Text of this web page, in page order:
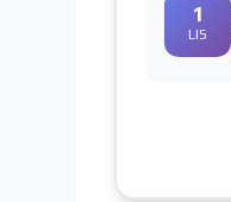
1
LIS